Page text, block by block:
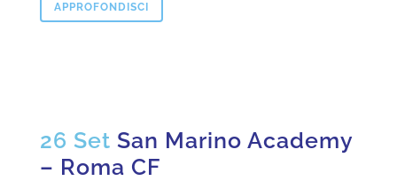
APPROFONDISCI
26 Set San Marino Academy
– Roma CF